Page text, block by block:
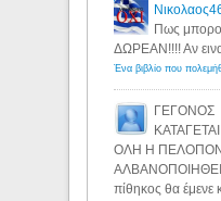
Πως
ΔΩΡΕΑΝ!!!! Αν
ΓΕΓΟΝΟΣ
ΟΛΗ Η
ΑΛΒΑΝΟΠΟΙΗΘΕΙ
πίθηκος θα έμενε